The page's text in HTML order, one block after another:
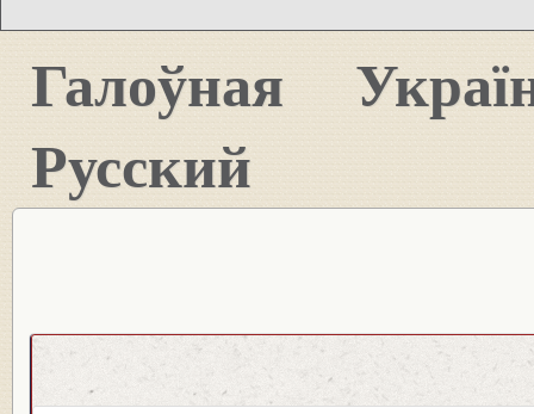
Галоўная
Русский